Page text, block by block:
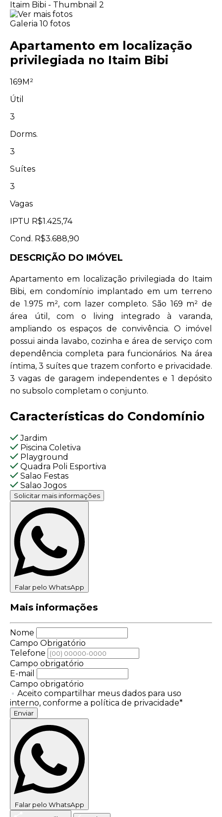
Galeria 10 fotos
Apartamento em localização
privilegiada no Itaim Bibi
169M²
Útil
3
Dorms.
3
Suítes
3
Vagas
IPTU R$1.425,74
Cond. R$3.688,90
DESCRIÇÃO DO IMÓVEL
Apartamento em localização privilegiada do Itaim
Bibi, em condomínio implantado em um terreno
de 1.975 m², com lazer completo. São 169 m² de
área útil, com o living integrado à varanda,
ampliando os espaços de convivência. O imóvel
possui ainda lavabo, cozinha e área de serviço com
dependência completa para funcionários. Na área
íntima, 3 suítes que trazem conforto e privacidade.
3 vagas de garagem independentes e 1 depósito
no subsolo completam o conjunto.
Características do Condomínio
Jardim
Piscina Coletiva
Playground
Quadra Poli Esportiva
Salao Festas
Salao Jogos
Solicitar mais informações
Falar pelo WhatsApp
Mais informações
Nome
Campo Obrigatório
Telefone
Campo obrigatório
E-mail
Campo obrigatório
Aceito compartilhar meus dados para uso
interno, conforme a política de privacidade*
Enviar
Falar pelo WhatsApp